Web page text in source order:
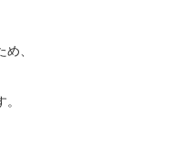
、